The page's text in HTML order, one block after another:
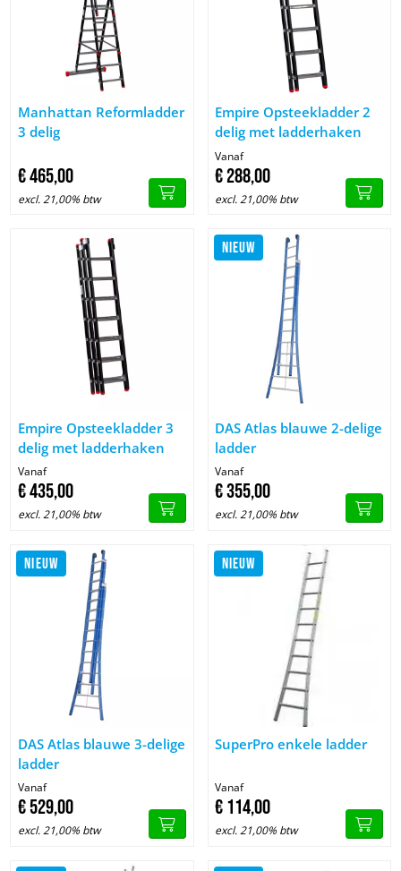
Image Manhattan Reformladder 3 delig
Manhattan Reformladder
3 delig
€465,00
excl. 21,00% btw
Image Empire Opsteekladder
Empire Opsteekladder 2
delig met ladderhaken
Vanaf
€288,00
excl. 21,00% btw
Image Empire Opsteekladder 3 delig met ladderhaken
Empire Opsteekladder 3
delig met ladderhaken
Vanaf
€435,00
excl. 21,00% btw
NIEUW
Image DAS Atlas blauwe 2-
DAS Atlas blauwe 2-delige
ladder
Vanaf
€355,00
excl. 21,00% btw
NIEUW
Image DAS Atlas blauwe 3-delige ladder
DAS Atlas blauwe 3-delige
ladder
Vanaf
€529,00
excl. 21,00% btw
NIEUW
Image SuperPro enkele ladder
SuperPro enkele ladder
Vanaf
€114,00
excl. 21,00% btw